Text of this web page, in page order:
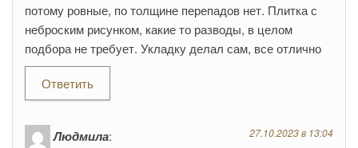
потому ровные, по толщине перепадов нет. Плитка с
неброским рисунком, какие то разводы, в целом
подбора не требует. Укладку делал сам, все отлично
Ответить
Людмила: 27.10.2023 в 13:04